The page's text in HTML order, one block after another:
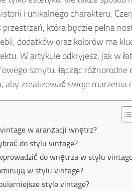
i unikalnego charakteru.
która będzie pełna
dodatków oraz kolorów ma
W artykule odkryjesz, jak w
sznytu, łącząc
aby zrealizować swoje
w aranżacji wnętrz?
do stylu vintage?
do wnętrza w stylu
w stylu vintage?
style vintage?